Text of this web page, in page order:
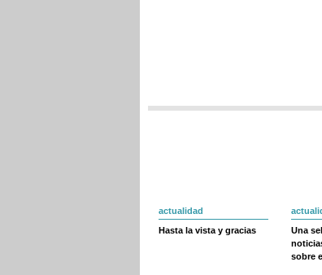
actualidad
Hasta la vista y gracias
Una
sobre